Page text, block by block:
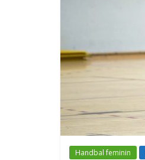
Handbal feminin